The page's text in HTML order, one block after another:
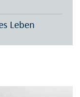
Leben